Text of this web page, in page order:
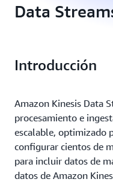
Data
Introducción
Amazon Kinesis Data
procesamiento e
escalable, optimizado
configurar cientos de
para incluir datos de
datos de Amazon